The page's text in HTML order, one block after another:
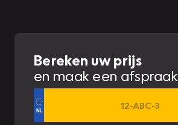
Bereken uw prijs
en maak een afspraak